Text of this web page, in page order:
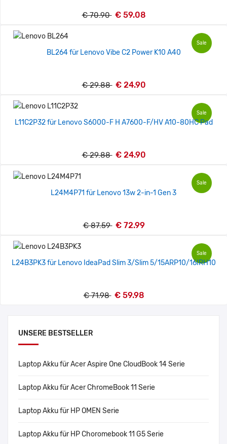
UNSERE BESTSELLER
Laptop Akku für Acer Aspire One CloudBook 14 Serie
Laptop Akku für Acer ChromeBook 11 Serie
Laptop Akku für HP OMEN Serie
Laptop Akku für HP Choromebook 11 G5 Serie
€ 70.90 € 59.08
Sale
BL264 für Lenovo Vibe C2 Power K10 A40
€ 29.88 € 24.90
Sale
L11C2P32 für Lenovo S6000-F H A7600-F/HV A10-80HC Pad
€ 29.88 € 24.90
Sale
L24M4P71 für Lenovo 13w 2-in-1 Gen 3
€ 87.59 € 72.99
Sale
L24B3PK3 für Lenovo IdeaPad Slim 3/Slim 5/15ARP10/16IRH10
€ 71.98 € 59.98